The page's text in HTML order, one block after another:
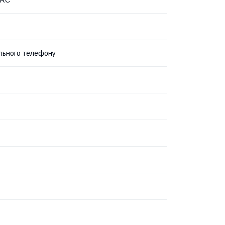
телефону